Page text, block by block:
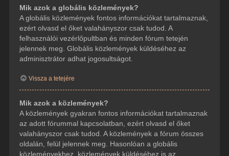
Mik azok a globális közlemények?
A globális közlemények fontos információkat tartalmaznak,
ezért olvasd el őket valahányszor csak tudod. A
felhasználói vezérlőpultban és minden fórum tetején
jelennek meg. Globális közlemények küldéséhez az
adminisztrátor adhat jogosultságot.
Vissza a tetejére
Mik azok a közlemények?
A közlemények gyakran fontos információkat tartalmaznak
az adott fórummal kapcsolatban, ezért olvasd el őket
valahányszor csak tudod. A közlemények a fórum összes
oldalán, felül jelennek meg. Hasonlóan a globális
közleményekhez, közlemények küldéséhez is az